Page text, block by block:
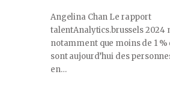
Angelina Chan Le rapport
talentAnalytics.brussels 2024
notamment que moins de 1 %
sont aujourd’hui des
en…